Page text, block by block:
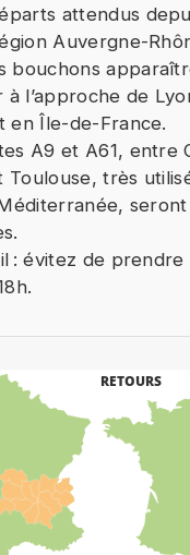
attendus
Auvergne-
bouchons
à l’approche de
en Île-de-France.
A9 et A61, entre
Toulouse, très
: évitez de